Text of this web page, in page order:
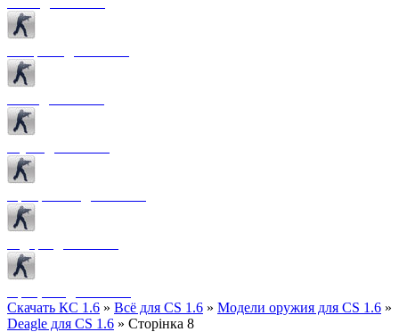
Скачать КС 1.6 » Всё для CS 1.6 » Модели оружия для CS 1.6 »
Deagle для CS 1.6 » Сторінка 8